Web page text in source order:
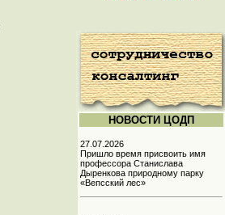
НОВОСТИ ЦОДП
27.07.2026
Пришло время присвоить имя
профессора Станислава
Дыренкова природному парку
«Вепсский лес»